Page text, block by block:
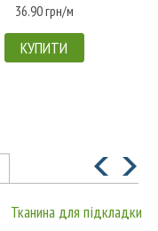
36.90 грн/м
КУПИТИ
Тканина для підкладки